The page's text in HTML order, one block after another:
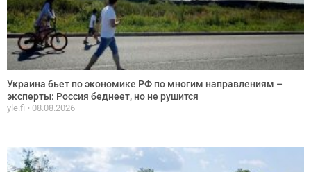
Украина бьет по экономике РФ по многим направлениям –
эксперты: Россия беднеет, но не рушится
yle.fi 08.08.2026